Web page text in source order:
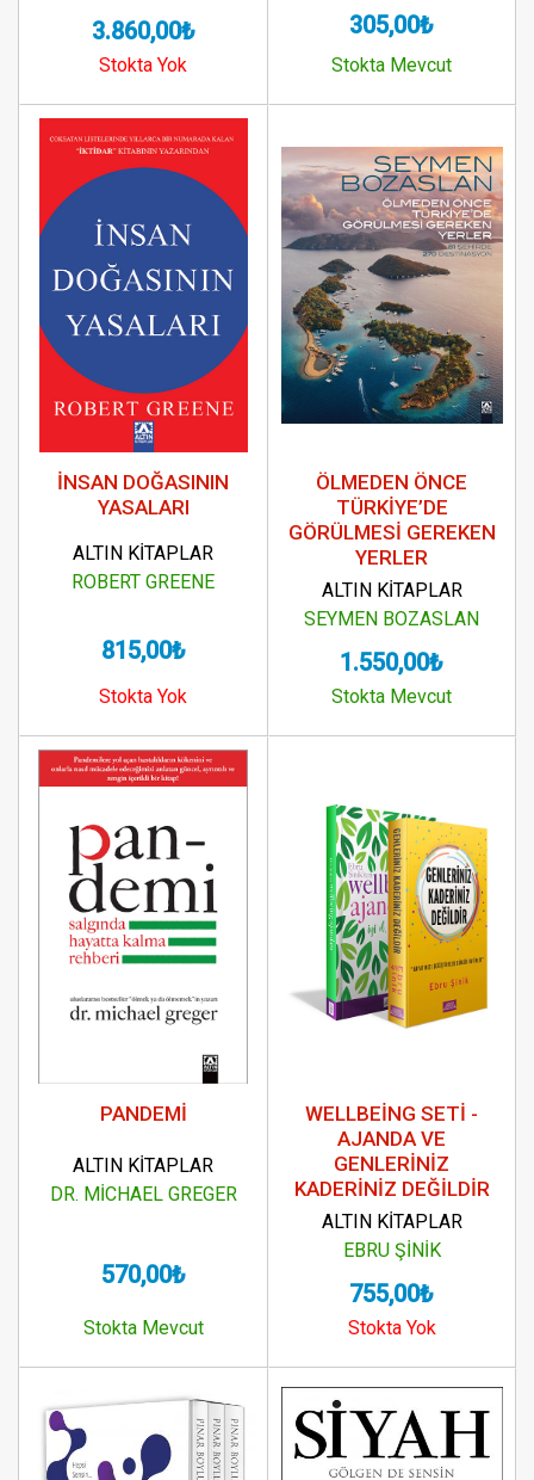
3.860,00₺
Stokta Yok
305,00₺
Stokta Mevcut
İNSAN DOĞASININ
YASALARI
ALTIN KİTAPLAR
ROBERT GREENE
815,00₺
Stokta Yok
ÖLMEDEN ÖNCE
TÜRKİYE’DE
GÖRÜLMESİ GEREKEN
YERLER
ALTIN KİTAPLAR
SEYMEN BOZASLAN
1.550,00₺
Stokta Mevcut
PANDEMİ
ALTIN KİTAPLAR
DR. MİCHAEL GREGER
570,00₺
Stokta Mevcut
WELLBEİNG SETİ -
AJANDA VE
GENLERİNİZ
KADERİNİZ DEĞİLDİR
ALTIN KİTAPLAR
EBRU ŞİNİK
755,00₺
Stokta Yok